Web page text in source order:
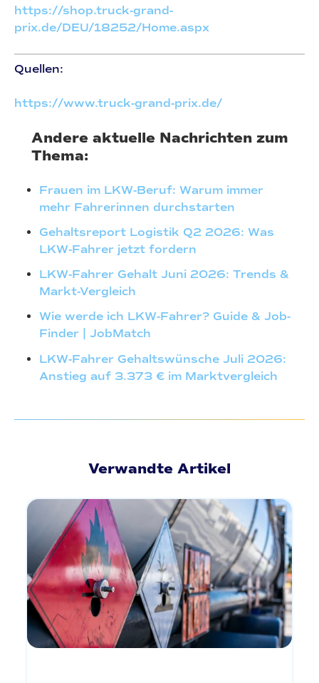
https://shop.truck-grand-
prix.de/DEU/18252/Home.aspx
Quellen:
https://www.truck-grand-prix.de/
Andere aktuelle Nachrichten zum
Thema:
Frauen im LKW-Beruf: Warum immer
mehr Fahrerinnen durchstarten
Gehaltsreport Logistik Q2 2026: Was
LKW-Fahrer jetzt fordern
LKW-Fahrer Gehalt Juni 2026: Trends &
Markt-Vergleich
Wie werde ich LKW-Fahrer? Guide & Job-
Finder | JobMatch
LKW-Fahrer Gehaltswünsche Juli 2026:
Anstieg auf 3.373 € im Marktvergleich
Verwandte Artikel